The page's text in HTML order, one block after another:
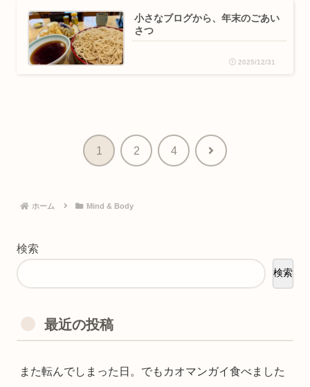
小さなブログから、年末のごあい
さつ
2025/12/31
1 2 4 次
ホーム Mind & Body
検索
検索
最近の投稿
また転んでしまった日。でもカオマンガイ食べました